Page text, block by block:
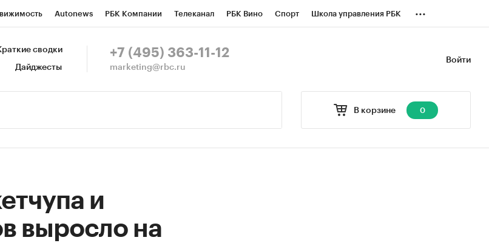
Autonews РБК Компании Телеканал РБК Вино Спорт Школа управления РБК
СПб Конференции СПб Спецпроекты
...
Войти
сводки
Дайджесты
+7 (495) 363-11-12
marketing@rbc.ru
В корзине 0
и
выросло на